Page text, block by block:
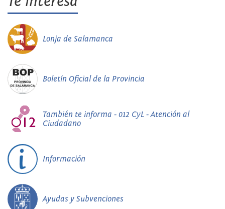
Lonja de Salamanca
Boletín Oficial de la Provincia
También te informa - 012 CyL - Atención al
Ciudadano
Información
Ayudas y Subvenciones